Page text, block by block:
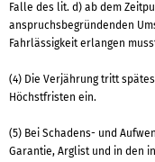
Falle des lit. d) ab dem
anspruchsbegründenden
Fahrlässigkeit erlangen
(4) Die Verjährung tritt
Höchstfristen ein.
(5) Bei Schadens- und
Garantie, Arglist und in den